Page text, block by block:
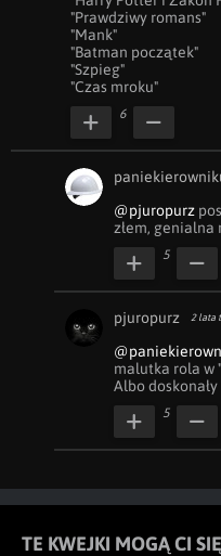
"Prawdziwy romans"
"Mank"
"Batman początek"
"Szpieg"
"Czas mroku"
6
@pjuropurz
złem, genialna
5
pjuropurz 2 lata
malutka rola w
Albo
5
TE KWEJKI MOGĄ CI